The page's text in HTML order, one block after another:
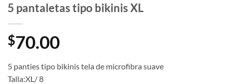
5 pantaletas tipo bikinis XL
$70.00
5 panties tipo bikinis tela de microfibra suave
Talla:XL/ 8